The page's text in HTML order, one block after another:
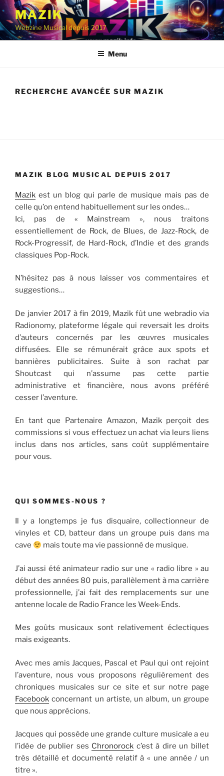
Aller
contenu
principal
MAZIK
Webzine Musical depuis 2017
Menu
RECHERCHE AVANCÉE SUR MAZIK
MAZIK BLOG MUSICAL DEPUIS 2017
Mazik est un blog qui parle de musique mais pas de
celle qu’on entend habituellement sur les ondes…
Ici, pas de « Mainstream », nous traitons
essentiellement de Rock, de Blues, de Jazz-Rock, de
Rock-Progressif, de Hard-Rock, d’Indie et des grands
classiques Pop-Rock.
N’hésitez pas à nous laisser vos commentaires et
suggestions…
De janvier 2017 à fin 2019, Mazik fût une webradio via
Radionomy, plateforme légale qui reversait les droits
d’auteurs concernés par les œuvres musicales
diffusées. Elle se rémunérait grâce aux spots et
bannières publicitaires. Suite à son rachat par
Shoutcast qui n’assume pas cette partie
administrative et financière, nous avons préféré
cesser l’aventure.
En tant que Partenaire Amazon, Mazik perçoit des
commissions si vous effectuez un achat via leurs liens
inclus dans nos articles, sans coût supplémentaire
pour vous.
QUI SOMMES-NOUS ?
Il y a longtemps je fus disquaire, collectionneur de
vinyles et CD, batteur dans un groupe puis dans ma
cave
mais toute ma vie passionné de musique.
J’ai aussi été animateur radio sur une « radio libre » au
début des années 80 puis, parallèlement à ma carrière
professionnelle, j’ai fait des remplacements sur une
antenne locale de Radio France les Week-Ends.
Mes goûts musicaux sont relativement éclectiques
mais exigeants.
Avec mes amis Jacques, Pascal et Paul qui ont rejoint
l’aventure, nous vous proposons régulièrement des
chroniques musicales sur ce site et sur notre page
Facebook concernant un artiste, un album, un groupe
que nous apprécions.
Jacques qui possède une grande culture musicale a eu
l’idée de publier ses Chronorock c’est à dire un billet
très détaillé et documenté relatif à « une année / un
titre ».